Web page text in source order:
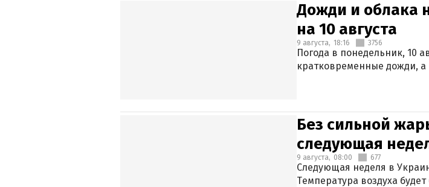
Дожди и облака
на 10 августа
9 августа, 18:16 3756
Погода в понедельник, 10
кратковременные дожди, а
Без сильной
следующая
9 августа, 08:00 677
Следующая неделя в
Температура воздуха